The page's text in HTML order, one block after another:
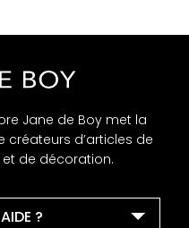
Jane de Boy met la
créateurs d’articles de
de décoration.
?